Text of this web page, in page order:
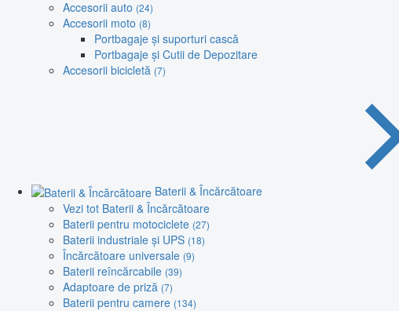
Accesorii auto (24)
Accesorii moto (8)
Portbagaje și suporturi cască
Portbagaje și Cutii de Depozitare
Accesorii bicicletă (7)
Baterii & Încărcătoare
Vezi tot Baterii & Încărcătoare
Baterii pentru motociclete (27)
Baterii industriale și UPS (18)
Încărcătoare universale (9)
Baterii reîncărcabile (39)
Adaptoare de priză (7)
Baterii pentru camere (134)